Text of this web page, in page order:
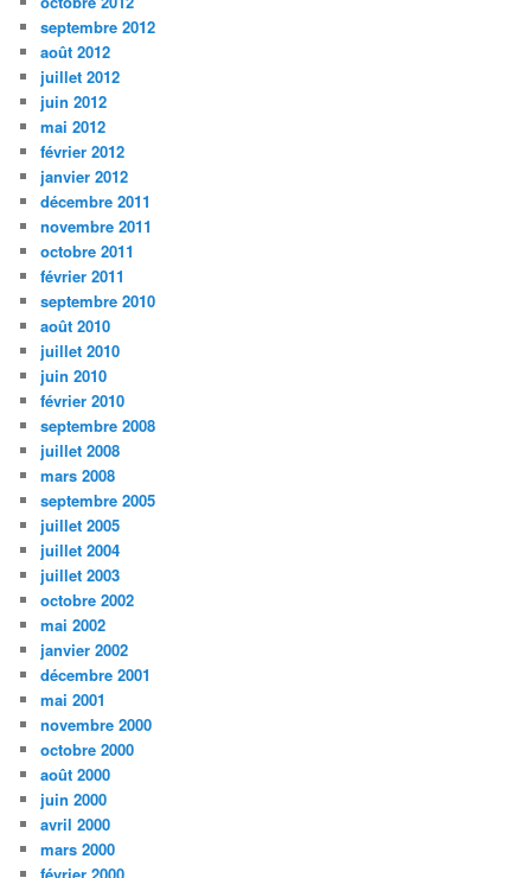
septembre 2012
août 2012
juillet 2012
juin 2012
mai 2012
février 2012
janvier 2012
décembre 2011
novembre 2011
octobre 2011
février 2011
septembre 2010
août 2010
juillet 2010
juin 2010
février 2010
septembre 2008
juillet 2008
mars 2008
septembre 2005
juillet 2005
juillet 2004
juillet 2003
octobre 2002
mai 2002
janvier 2002
décembre 2001
mai 2001
novembre 2000
octobre 2000
août 2000
juin 2000
avril 2000
mars 2000